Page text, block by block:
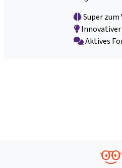
Super zum
Innovativer
Aktives